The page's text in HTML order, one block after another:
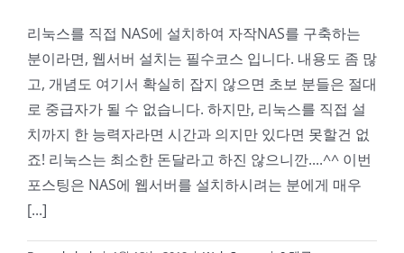
리눅스를 직접 NAS에 설치하여 자작NAS를 구축하는
분이라면, 웹서버 설치는 필수코스 입니다. 내용도 좀 많
고, 개념도 여기서 확실히 잡지 않으면 초보 분들은 절대
로 중급자가 될 수 없습니다. 하지만, 리눅스를 직접 설
치까지 한 능력자라면 시간과 의지만 있다면 못할건 없
죠! 리눅스는 최소한 돈달라고 하진 않으니깐....^^ 이번
포스팅은 NAS에 웹서버를 설치하시려는 분에게 매우
[...]